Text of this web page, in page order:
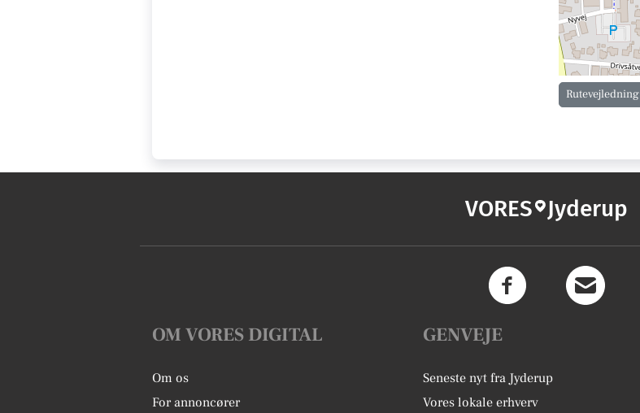
Rutevejledning
VORES Jyderup
OM VORES DIGITAL
Om os
For annoncører
GENVEJE
Seneste nyt fra Jyderup
Vores lokale erhverv